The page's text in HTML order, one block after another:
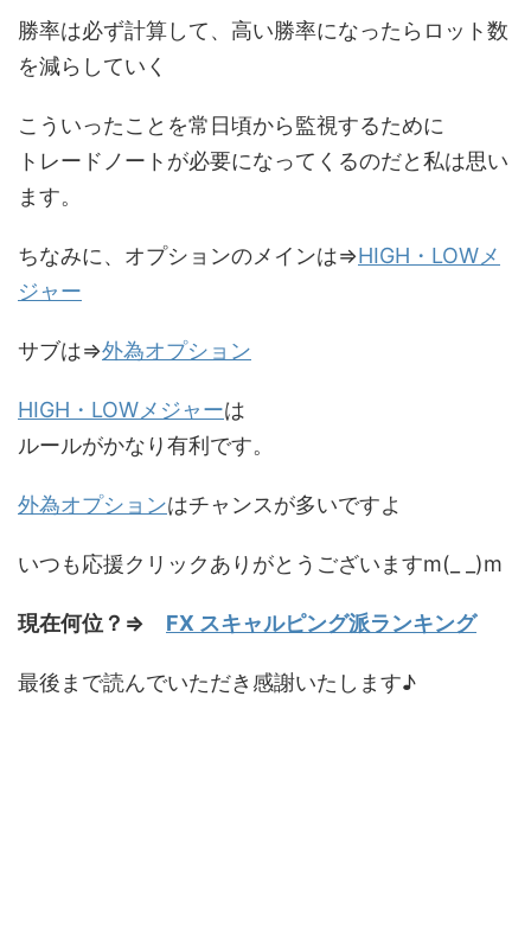
勝率は必ず計算して、高い勝率になったらロット数
を減らしていく
こういったことを常日頃から監視するために
トレードノートが必要になってくるのだと私は思い
ます。
ちなみに、オプションのメインは⇒HIGH・LOWメ
ジャー
サブは⇒外為オプション
HIGH・LOWメジャーは
ルールがかなり有利です。
外為オプションはチャンスが多いですよ
いつも応援クリックありがとうございますm(_ _)m
現在何位？⇒ FX スキャルピング派ランキング
最後まで読んでいただき感謝いたします♪